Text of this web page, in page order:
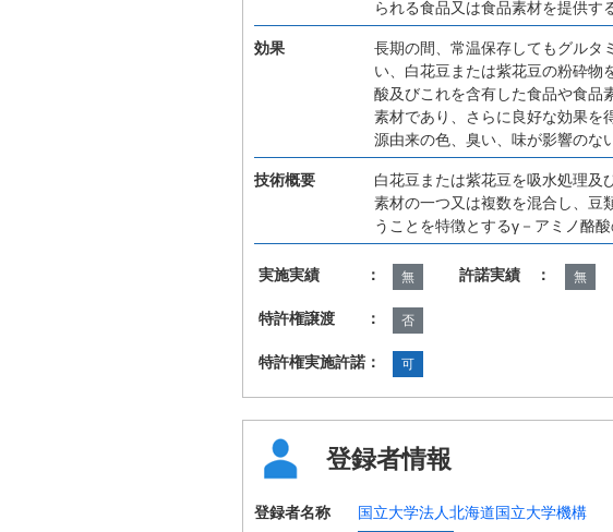
られる食品又は食品素材を提供す
効果
長期の間、常温保存してもグルタ
い、白花豆または紫花豆の粉砕物
酸及びこれを含有した食品や食品
素材であり、さらに良好な効果を
源由来の色、臭い、味が影響のな
技術概要
白花豆または紫花豆を吸水処理及
素材の一つ又は複数を混合し、
うことを特徴とするγ－アミノ酪酸
実施実績 ： 無 許諾実績 ： 無
特許権譲渡 ： 否
特許権実施許諾： 可
登録者情報
登録者名称 国立大学法人北海道国立大学機構